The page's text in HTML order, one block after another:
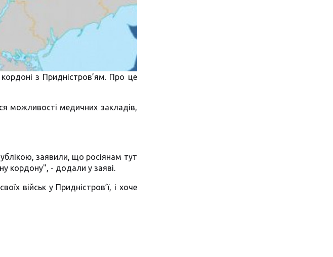
з Придністров’ям. Про це
можливості медичних закладів,
заявили, що росіянам тут
кордону", - додали у заяві.
військ у Придністров’ї, і хоче